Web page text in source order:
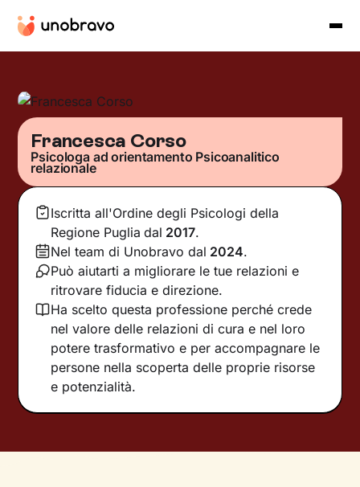
Francesca Corso
Psicologa ad orientamento Psicoanalitico
relazionale
Iscritta all'Ordine degli Psicologi della
Regione Puglia dal 2017.
Nel team di Unobravo dal 2024.
Può aiutarti a migliorare le tue relazioni e
ritrovare fiducia e direzione.
Ha scelto questa professione perché crede
nel valore delle relazioni di cura e nel loro
potere trasformativo e per accompagnare le
persone nella scoperta delle proprie risorse
e potenzialità.